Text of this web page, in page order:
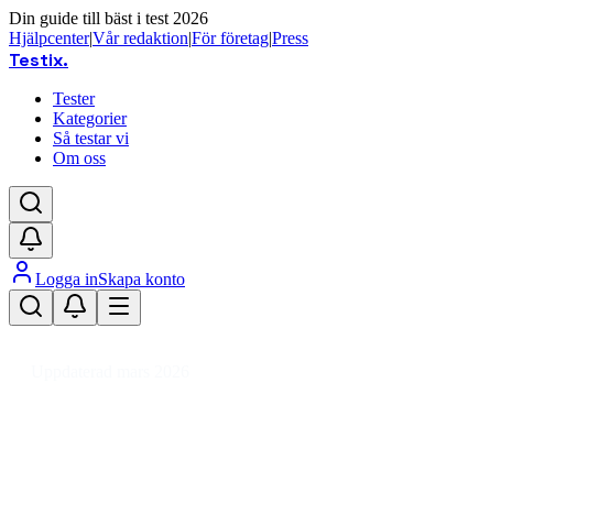
Din guide till bäst i test 2026
Hjälpcenter|Vår redaktion|För företag|Press
Testix.
Tester
Kategorier
Så testar vi
Om oss
Logga inSkapa konto